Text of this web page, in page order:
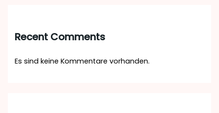
Recent Comments
Es sind keine Kommentare vorhanden.